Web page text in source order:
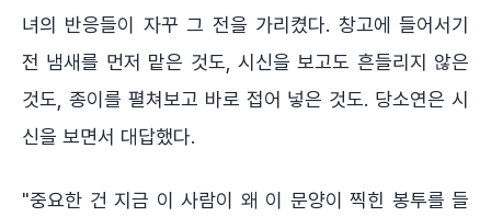
녀의 반응들이 자꾸 그 전을 가리켰다. 창고에 들어서기
전 냄새를 먼저 맡은 것도, 시신을 보고도 흔들리지 않은
것도, 종이를 펼쳐보고 바로 접어 넣은 것도. 당소연은 시
신을 보면서 대답했다.
"중요한 건 지금 이 사람이 왜 이 문양이 찍힌 봉투를 들